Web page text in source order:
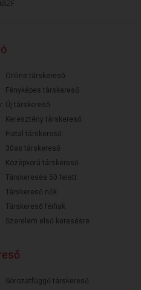
Online társkereső
Fényképes társkereső
Új társkereső
Keresztény társkereső
Fiatal társkereső
30as társkereső
Középkorú társkereső
Társkeresés 50 felett
Társkereső nők
Társkereső férfiak
Szerelem első keresésre
Sorozatfüggő társkereső